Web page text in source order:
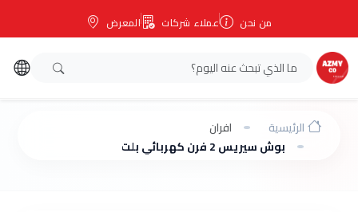
من نحن عملاء شركات المعرض
الرئيسية
افران
بوش سيريس 2 فرن كهربائي بلت ان 66 لتر 60 سم لون اسود HBF011BA1